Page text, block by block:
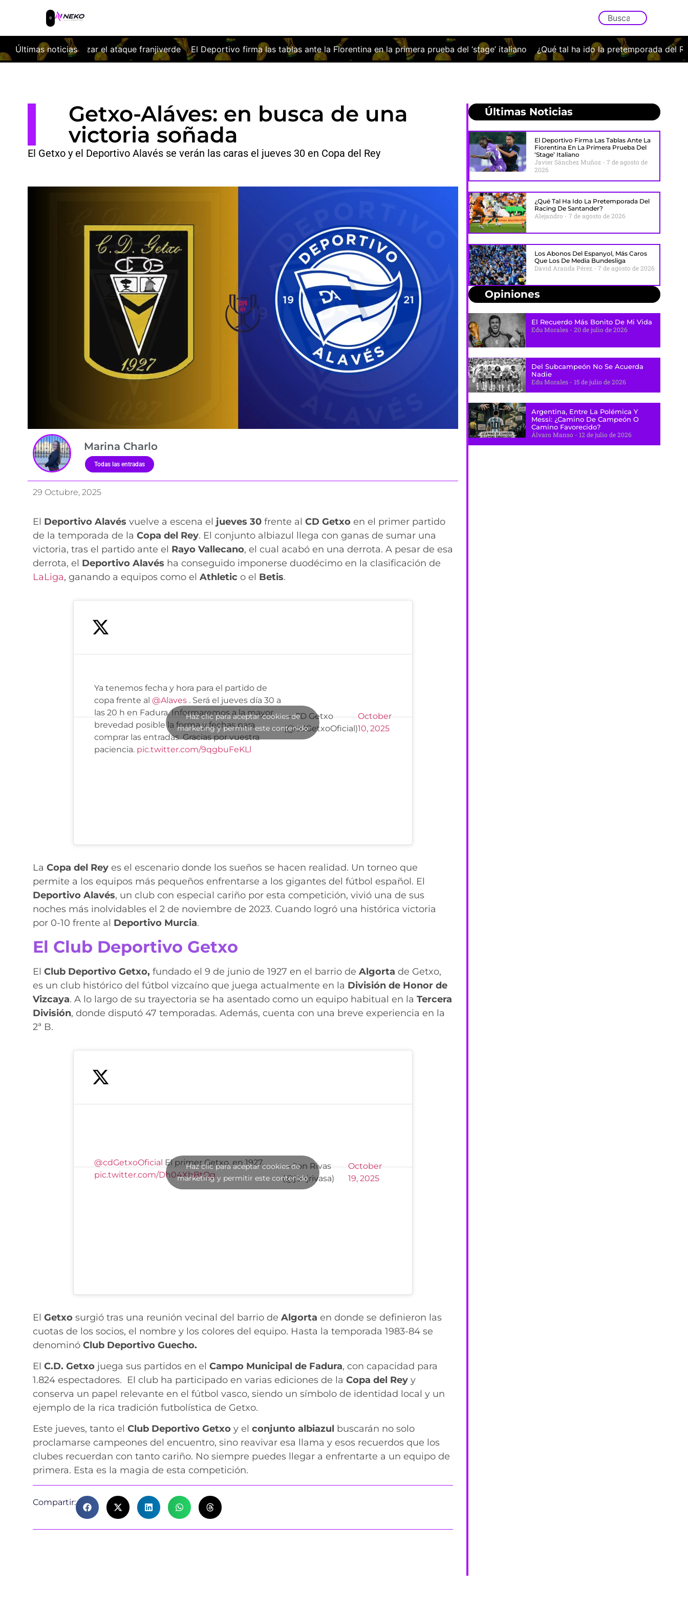
Últimas noticias
ataque franjiverde El Deportivo firma las tablas ante la Fiorentina en la primera prueba del ‘stage’ italiano ¿Qué tal ha ido la pretemporada del Racing de Santander?
Getxo-Aláves: en busca de una
victoria soñada
El Getxo y el Deportivo Alavés se verán las caras el jueves 30 en Copa del Rey
Marina Charlo
Todas las entradas
29 Octubre, 2025
El Deportivo Alavés vuelve a escena el jueves 30frente al CD Getxoen el primer partido
de la temporada de la Copa del Rey. El conjunto albiazul llega con ganas de sumar una
victoria, tras el partido ante el Rayo Vallecano, el cual acabó en una derrota. A pesar de esa
derrota, el Deportivo Alavés ha conseguido imponerse duodécimo en la clasificación de
LaLiga, ganando a equipos como el Athletic o el Betis.
Ya tenemos fecha y hora para el partido de
copa frente al @Alaves. Será el jueves día 30 a
las 20 h en Fadura. Informaremos a la mayor
brevedad posible la forma y fechas para
comprar las entradas. Gracias por vuestra
paciencia. pic.twitter.com/9qgbuFeKLl
— CD Getxo
(@cdGetxoOficial)
October
10, 2025
Haz clic para aceptar cookies de
marketing y permitir este contenido
La Copa del Reyes el escenario donde los sueños se hacen realidad. Un torneo que
permite a los equipos más pequeños enfrentarse a los gigantes del fútbol español. El
Deportivo Alavés, un club con especial cariño por esta competición, vivió una de sus
noches más inolvidables el 2 de noviembre de 2023. Cuando logró una histórica victoria
por 0-10 frente al Deportivo Murcia.
El Club Deportivo Getxo
El Club Deportivo Getxo, fundado el 9 de junio de 1927 en el barrio de Algorta de Getxo,
es un club histórico del fútbol vizcaíno que juega actualmente en la División de Honor de
Vizcaya. A lo largo de su trayectoria se ha asentado como un equipo habitual en la Tercera
División, donde disputó 47 temporadas. Además, cuenta con una breve experiencia en la
2ª B.
@cdGetxoOficial El primer Getxo, en 1927.
pic.twitter.com/Dh04XhBtQg
— Jon Rivas
(@jonjrivasa)
October
19, 2025
Haz clic para aceptar cookies de
marketing y permitir este contenido
El Getxosurgió tras una reunión vecinal del barrio de Algorta en donde se definieron las
cuotas de los socios, el nombre y los colores del equipo. Hasta la temporada 1983-84 se
denominó Club Deportivo Guecho.
El C.D. Getxojuega sus partidos en el Campo Municipal de Fadura, con capacidad para
1.824 espectadores. El club ha participado en varias ediciones de la Copa del Reyy
conserva un papel relevante en el fútbol vasco, siendo un símbolo de identidad local y un
ejemplo de la rica tradición futbolística de Getxo.
Este jueves, tanto el Club Deportivo Getxo y el conjunto albiazul buscarán no solo
proclamarse campeones del encuentro, sino reavivar esa llama y esos recuerdos que los
clubes recuerdan con tanto cariño. No siempre puedes llegar a enfrentarte a un equipo de
primera. Esta es la magia de esta competición.
Compartir:
Últimas Noticias
El Deportivo Firma Las Tablas Ante La
Fiorentina En La Primera Prueba Del
‘stage’ Italiano
Javier Sánchez Muñoz
7 de agosto de
2026
¿Qué Tal Ha Ido La Pretemporada Del
Racing De Santander?
Alejandro 7 de agosto de 2026
Los Abonos Del Espanyol, Más Caros
Que Los De Media Bundesliga
David Aranda Pérez 7 de agosto de 2026
Opiniones
El Recuerdo Más Bonito De Mi Vida
Edu Morales
20 de julio de 2026
Del Subcampeón No Se Acuerda
Nadie
Edu Morales
15 de julio de 2026
Argentina, Entre La Polémica Y
Messi: ¿camino De Campeón O
Camino Favorecido?
Álvaro Manso
12 de julio de 2026